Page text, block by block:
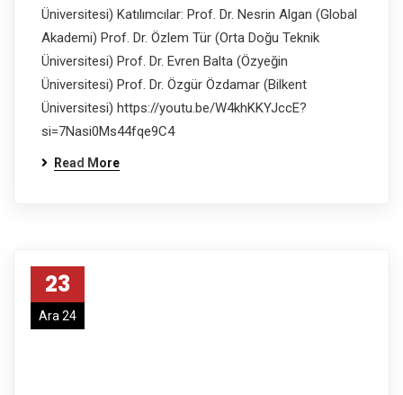
Üniversitesi) Katılımcılar: Prof. Dr. Nesrin Algan (Global
Akademi) Prof. Dr. Özlem Tür (Orta Doğu Teknik
Üniversitesi) Prof. Dr. Evren Balta (Özyeğin
Üniversitesi) Prof. Dr. Özgür Özdamar (Bilkent
Üniversitesi) https://youtu.be/W4khKKYJccE?
si=7Nasi0Ms44fqe9C4
Read More
23
Ara 24